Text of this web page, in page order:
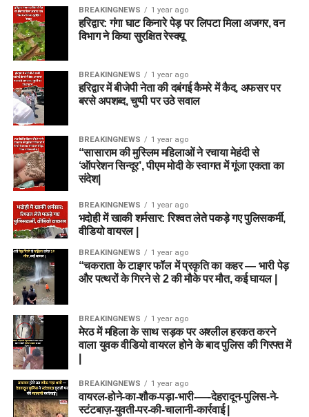
BREAKINGNEWS 1 year ago
हरिद्वार: गंगा घाट किनारे पेड़ पर लिपटा मिला अजगर, वन
विभाग ने किया सुरक्षित रेस्क्यू
BREAKINGNEWS 1 year ago
हरिद्वार में बीजेपी नेता की दबंगई कैमरे में कैद, अफसर पर
बरसे अपशब्द, चुप्पी पर उठे सवाल
BREAKINGNEWS 1 year ago
“सासाराम की मुस्लिम महिलाओं ने रचाया मेहंदी से
‘ऑपरेशन सिन्दूर’, पीएम मोदी के स्वागत में गूंजा एकता का
संदेश|
BREAKINGNEWS 1 year ago
भदोही में खाकी शर्मसार: रिश्वत लेते पकड़े गए पुलिसकर्मी,
वीडियो वायरल |
BREAKINGNEWS 1 year ago
“चकराता के टाइगर फॉल में प्रकृति का कहर — भारी पेड़
और पत्थरों के गिरने से 2 की मौके पर मौत, कई घायल |
BREAKINGNEWS 1 year ago
मेरठ में महिला के साथ सड़क पर अश्लील हरकत करने
वाला युवक वीडियो वायरल होने के बाद पुलिस की गिरफ्त में
BREAKINGNEWS 1 year ago
वायरल-होने-का-शौक-पड़ा-भारी-—-देहरादून-पुलिस-ने-
स्टंटबाज़-युवती-पर-की-चालानी-कार्रवाई |